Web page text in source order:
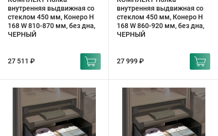
внутренняя выдвижная со
стеклом 450 мм, Конеро H
168 W 810-870 мм, без дна,
ЧЕРНЫЙ
27 511 ₽
внутренняя выдвижная со
стеклом 450 мм, Конеро H
168 W 860-920 мм, без дна,
ЧЕРНЫЙ
27 999 ₽